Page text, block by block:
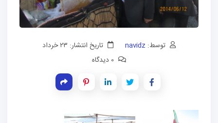
توسط: navidz
تاریخ انتشار: ۲۳ خرداد